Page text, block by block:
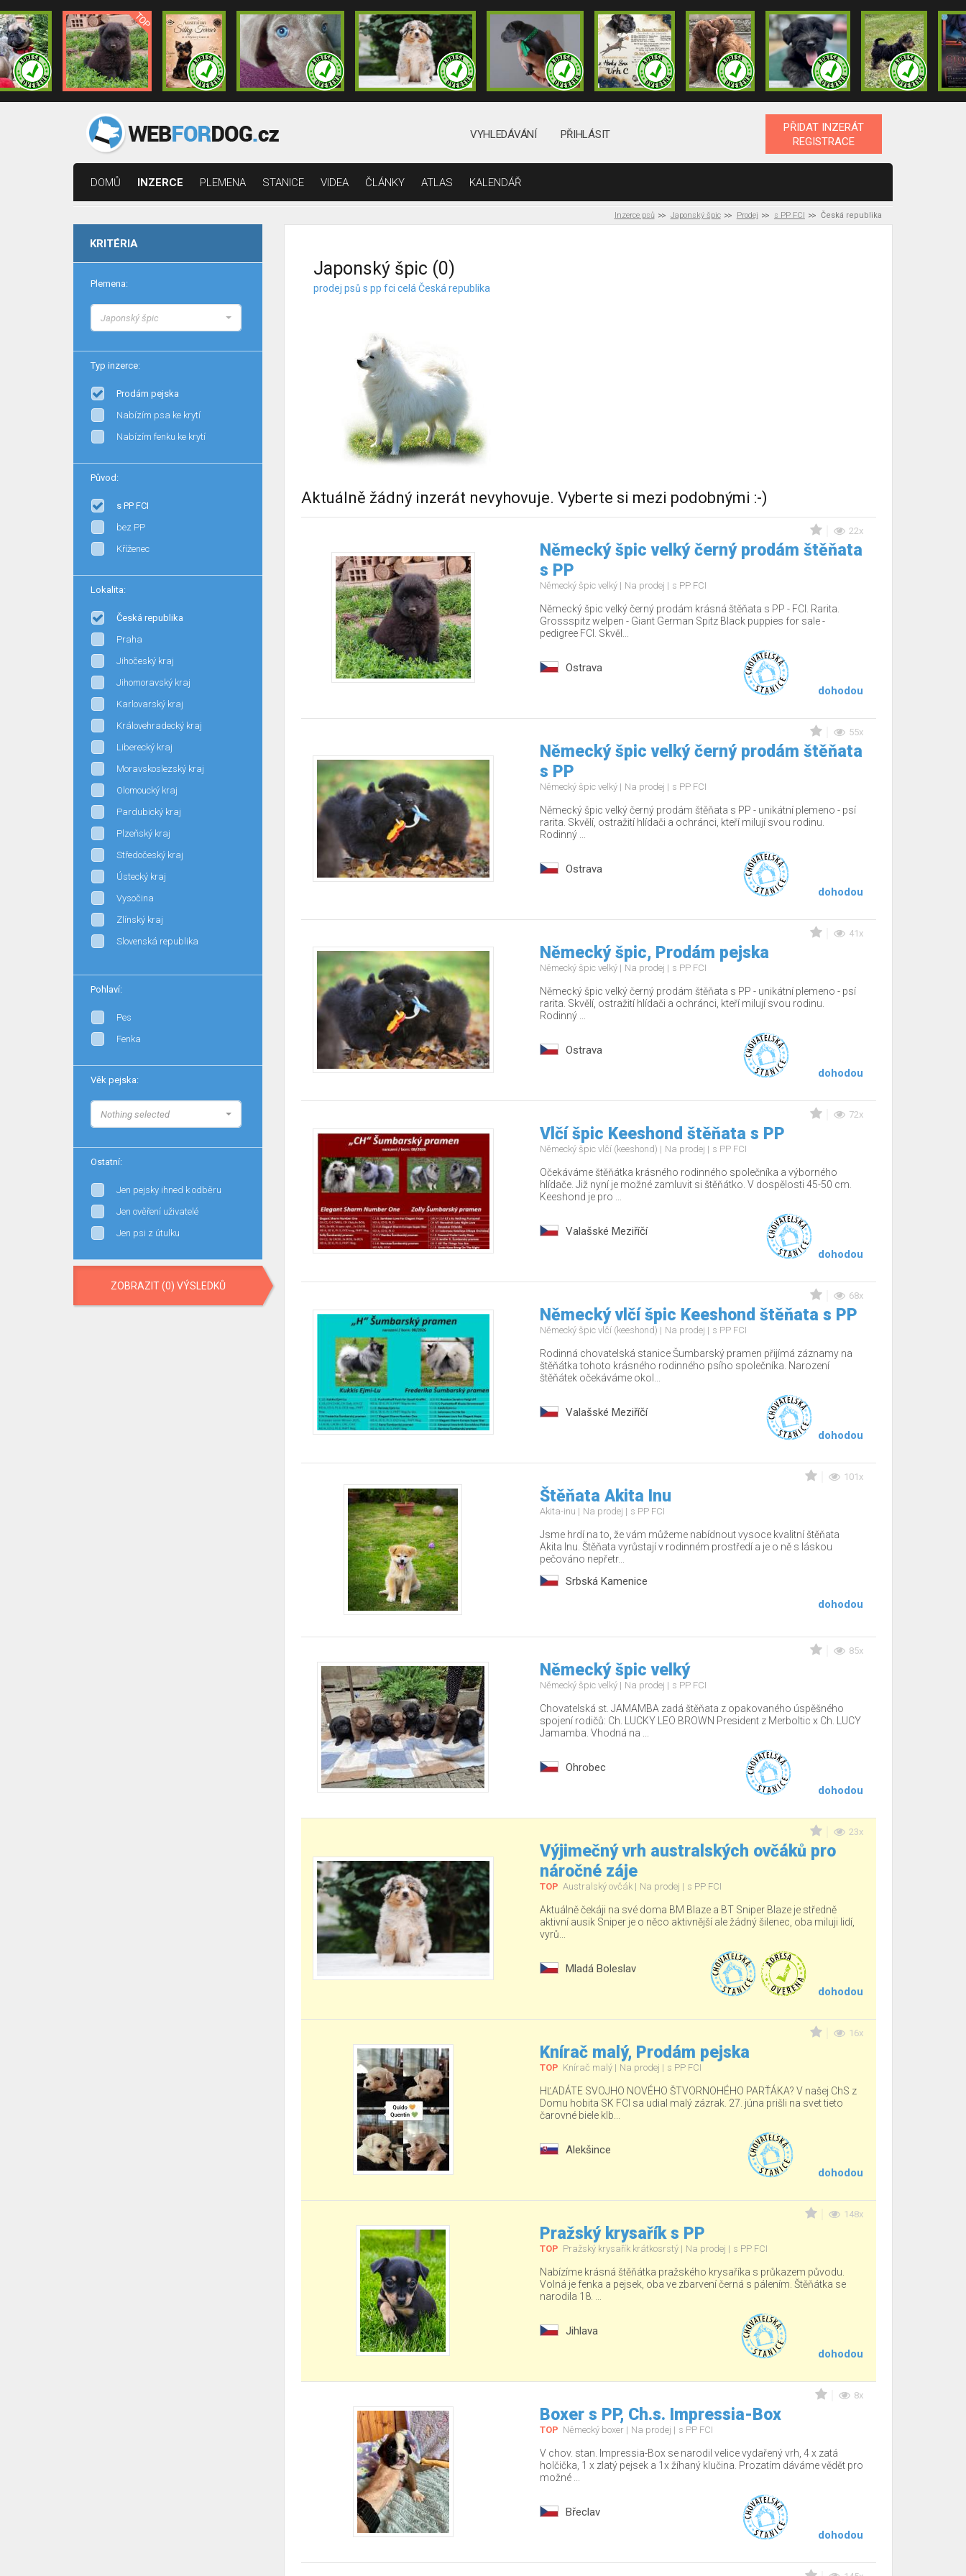
VYHLEDÁVÁNÍ PŘIHLÁSIT
PŘIDAT INZERÁT
REGISTRACE
DOMŮ INZERCE PLEMENA STANICE VIDEA ČLÁNKY ATLAS KALENDÁŘ
Inzerce psů Japonský špic Prodej s PP FCI Česká republika
KRITÉRIA
Plemena:
Japonský špic
Typ inzerce:
Prodám pejska
Nabízím psa ke krytí
Nabízím fenku ke krytí
Původ:
s PP FCI
bez PP
Kříženec
Lokalita:
Česká republika
Praha
Jihočeský kraj
Jihomoravský kraj
Karlovarský kraj
Královehradecký kraj
Liberecký kraj
Moravskoslezský kraj
Olomoucký kraj
Pardubický kraj
Plzeňský kraj
Středočeský kraj
Ústecký kraj
Vysočina
Zlínský kraj
Slovenská republika
Pohlaví:
Pes
Fenka
Věk pejska:
Nothing selected
Ostatní:
Jen pejsky ihned k odběru
Jen ověření uživatelé
Jen psi z útulku
ZOBRAZIT (0) VÝSLEDKŮ
Japonský špic (0)
prodej psů s pp fci celá Česká republika
Aktuálně žádný inzerát nevyhovuje. Vyberte si mezi podobnými :-)
22x
Německý špic velký černý prodám štěňata
s PP
Německý špic velký Na prodej s PP FCI
Německý špic velký černý prodám krásná štěňata s PP - FCI. Rarita.
Grossspitz welpen - Giant German Spitz Black puppies for sale -
pedigree FCI. Skvěl...
Ostrava
dohodou
55x
Německý špic velký černý prodám štěňata
s PP
Německý špic velký Na prodej s PP FCI
Německý špic velký černý prodám štěňata s PP - unikátní plemeno - psí
rarita. Skvělí, ostražití hlídači a ochránci, kteří milují svou rodinu.
Rodinný ...
Ostrava
dohodou
41x
Německý špic, Prodám pejska
Německý špic velký Na prodej s PP FCI
Německý špic velký černý prodám štěňata s PP - unikátní plemeno - psí
rarita. Skvělí, ostražití hlídači a ochránci, kteří milují svou rodinu.
Rodinný ...
Ostrava
dohodou
72x
Vlčí špic Keeshond štěňata s PP
Německý špic vlčí (keeshond) Na prodej s PP FCI
Očekáváme štěňátka krásného rodinného společníka a výborného
hlídače. Již nyní je možné zamluvit si štěňátko. V dospělosti 45-50 cm.
Keeshond je pro ...
Valašské Meziříčí
dohodou
68x
Německý vlčí špic Keeshond štěňata s PP
Německý špic vlčí (keeshond) Na prodej s PP FCI
Rodinná chovatelská stanice Šumbarský pramen přijímá záznamy na
štěňátka tohoto krásného rodinného psího společníka. Narození
štěňátek očekáváme okol...
Valašské Meziříčí
dohodou
101x
Štěňata Akita Inu
Akita-inu Na prodej s PP FCI
Jsme hrdí na to, že vám můžeme nabídnout vysoce kvalitní štěňata
Akita Inu. Štěňata vyrůstají v rodinném prostředí a je o ně s láskou
pečováno nepřetr...
Srbská Kamenice
dohodou
85x
Německý špic velký
Německý špic velký Na prodej s PP FCI
Chovatelská st. JAMAMBA zadá štěňata z opakovaného úspěšného
spojení rodičů: Ch. LUCKY LEO BROWN President z Merboltic x Ch. LUCY
Jamamba. Vhodná na ...
Ohrobec
dohodou
23x
Výjimečný vrh australských ovčáků pro
náročné záje
TOP Australský ovčák Na prodej s PP FCI
Aktuálně čekáji na své doma BM Blaze a BT Sniper Blaze je středně
aktivní ausik Sniper je o něco aktivnější ale žádný šilenec, oba miluji lidí,
vyrů...
Mladá Boleslav
dohodou
16x
Knírač malý, Prodám pejska
TOP Knírač malý Na prodej s PP FCI
HĽADÁTE SVOJHO NOVÉHO ŠTVORNOHÉHO PARŤÁKA? V našej ChS z
Domu hobita SK FCI sa udial malý zázrak. 27. júna prišli na svet tieto
čarovné biele klb...
Alekšince
dohodou
148x
Pražský krysařík s PP
TOP Pražský krysařík krátkosrstý Na prodej s PP FCI
Nabízíme krásná štěňátka pražského krysaříka s průkazem původu.
Volná je fenka a pejsek, oba ve zbarvení černá s pálením. Štěňátka se
narodila 18. ...
Jihlava
dohodou
8x
Boxer s PP, Ch.s. Impressia-Box
TOP Německý boxer Na prodej s PP FCI
V chov. stan. Impressia-Box se narodil velice vydařený vrh, 4 x zatá
holčička, 1 x zlatý pejsek a 1x žíhaný klučina. Prozatím dáváme vědět pro
možné ...
Břeclav
dohodou